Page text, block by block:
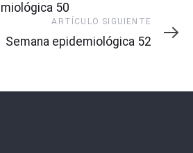
50
Siguiente
ARTÍCULO SIGUIENTE
Semana epidemiológica 52